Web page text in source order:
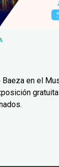
en el